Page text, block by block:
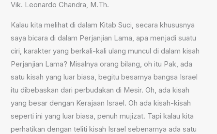
Vik. Leonardo Chandra, M.Th.
Kalau kita melihat di dalam Kitab Suci, secara khususnya
saya bicara di dalam Perjanjian Lama, apa menjadi suatu
ciri, karakter yang berkali-kali ulang muncul di dalam kisah
Perjanjian Lama? Misalnya orang bilang, oh itu Pak, ada
satu kisah yang luar biasa, begitu besarnya bangsa Israel
itu dibebaskan dari perbudakan di Mesir. Oh, ada kisah
yang besar dengan Kerajaan Israel. Oh ada kisah-kisah
seperti ini yang luar biasa, penuh mujizat. Tapi kalau kita
perhatikan dengan teliti kisah Israel sebenarnya ada satu